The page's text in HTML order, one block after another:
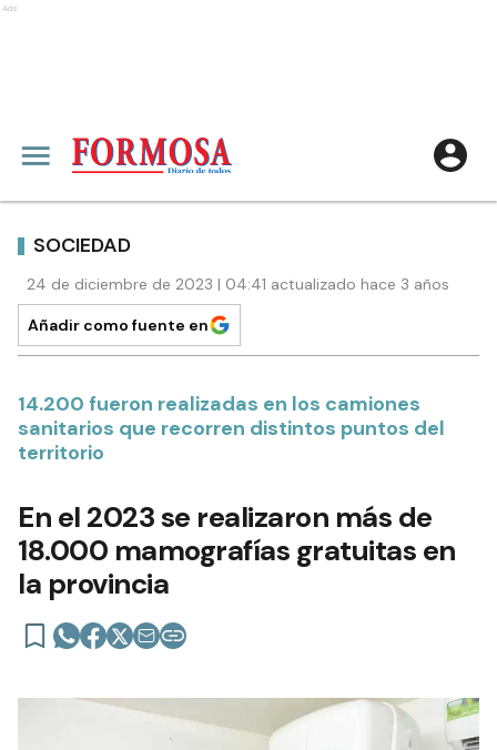
Ads
SOCIEDAD
24 de diciembre de 2023 | 04:41 actualizado hace 3 años
Añadir como fuente en
14.200 fueron realizadas en los camiones
sanitarios que recorren distintos puntos del
territorio
En el 2023 se realizaron más de
18.000 mamografías gratuitas en
la provincia